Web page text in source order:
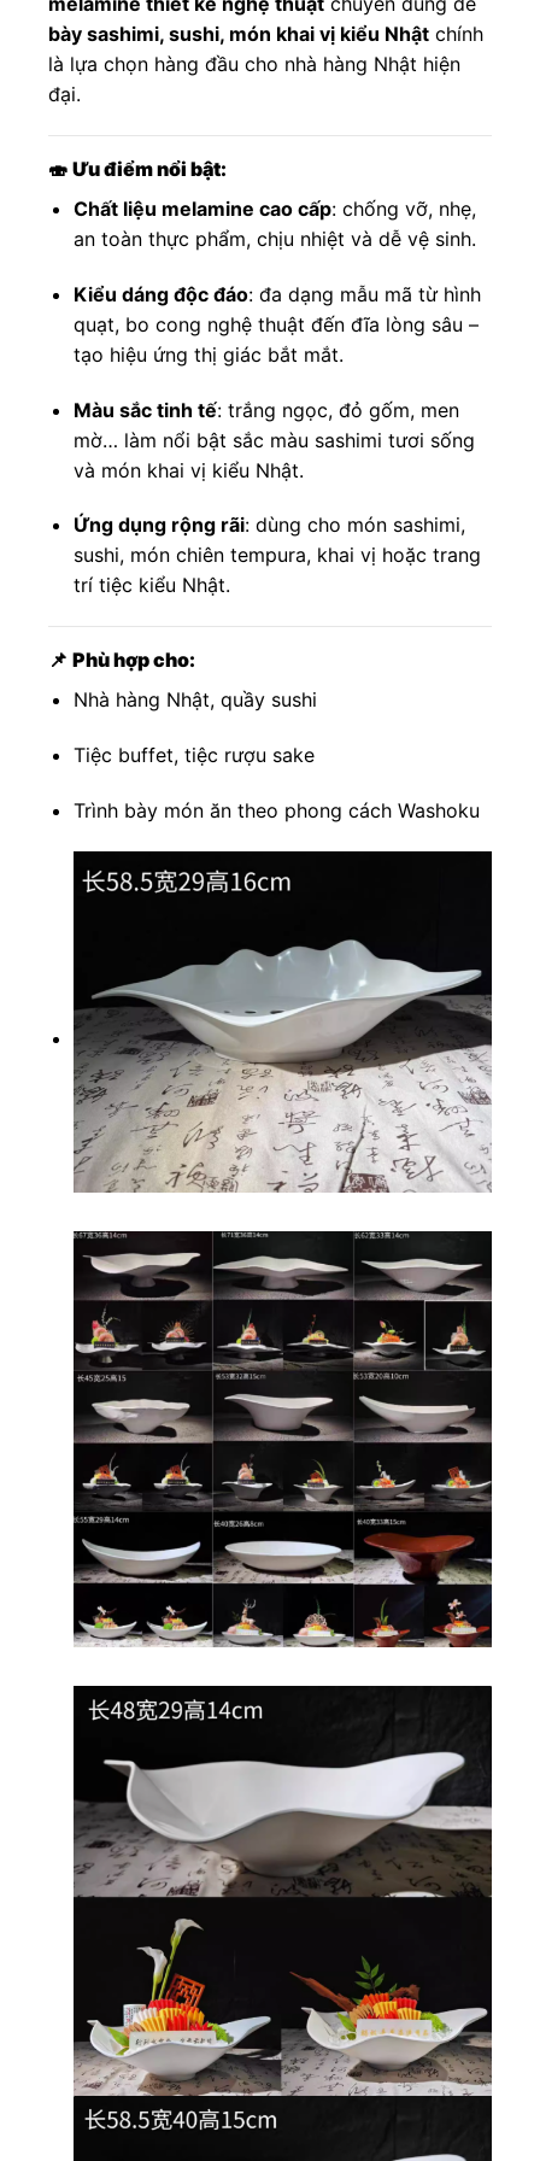
bày sashimi, sushi, món khai vị kiểu Nhật chính
là lựa chọn hàng đầu cho nhà hàng Nhật hiện
đại.
🍣 Ưu điểm nổi bật:
Chất liệu melamine cao cấp: chống vỡ, nhẹ,
an toàn thực phẩm, chịu nhiệt và dễ vệ sinh.
Kiểu dáng độc đáo: đa dạng mẫu mã từ hình
quạt, bo cong nghệ thuật đến đĩa lòng sâu –
tạo hiệu ứng thị giác bắt mắt.
Màu sắc tinh tế: trắng ngọc, đỏ gốm, men
mờ… làm nổi bật sắc màu sashimi tươi sống
và món khai vị kiểu Nhật.
Ứng dụng rộng rãi: dùng cho món sashimi,
sushi, món chiên tempura, khai vị hoặc trang
trí tiệc kiểu Nhật.
📌 Phù hợp cho:
Nhà hàng Nhật, quầy sushi
Tiệc buffet, tiệc rượu sake
Trình bày món ăn theo phong cách Washoku